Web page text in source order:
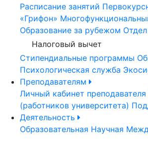
Расписание занятий
«Грифон»
Образование за рубежом
Налоговый вычет
Стипендиальные программы
Психологическая служба
Преподавателям
Личный кабинет преподавателя
(работников университета)
Деятельность
Образовательная Научная